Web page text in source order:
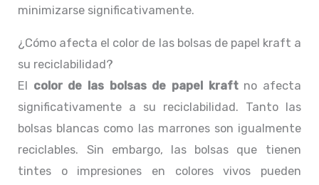
minimizarse significativamente.
¿Cómo afecta el color de las bolsas de papel kraft a
su reciclabilidad?
El color de las bolsas de papel kraftno afecta
significativamente a su reciclabilidad. Tanto las
bolsas blancas como las marrones son igualmente
reciclables. Sin embargo, las bolsas que tienen
tintes o impresiones en colores vivos pueden